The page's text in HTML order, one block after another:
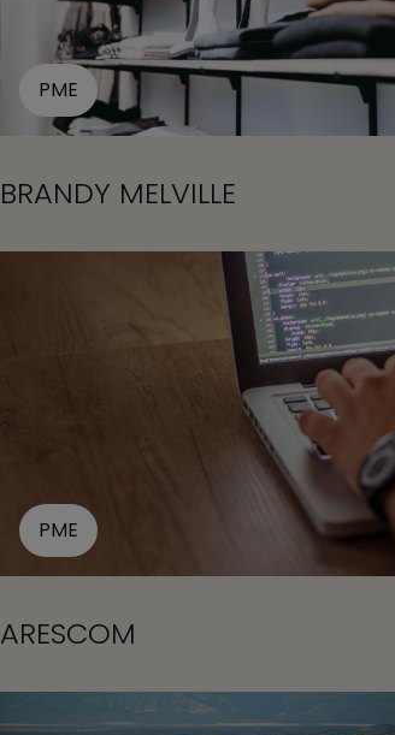
PME
BRANDY MELVILLE
PME
ARESCOM